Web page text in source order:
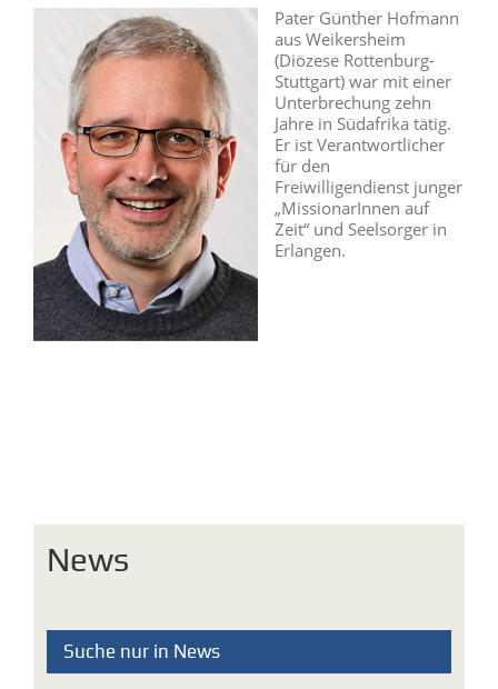
Pater Günther Hofmann
aus Weikersheim
(Diözese Rottenburg-
Stuttgart) war mit einer
Unterbrechung zehn
Jahre in Südafrika tätig.
Er ist Verantwortlicher
für den
Freiwilligendienst junger
„MissionarInnen auf
Zeit“ und Seelsorger in
Erlangen.
News
Suche nur in News